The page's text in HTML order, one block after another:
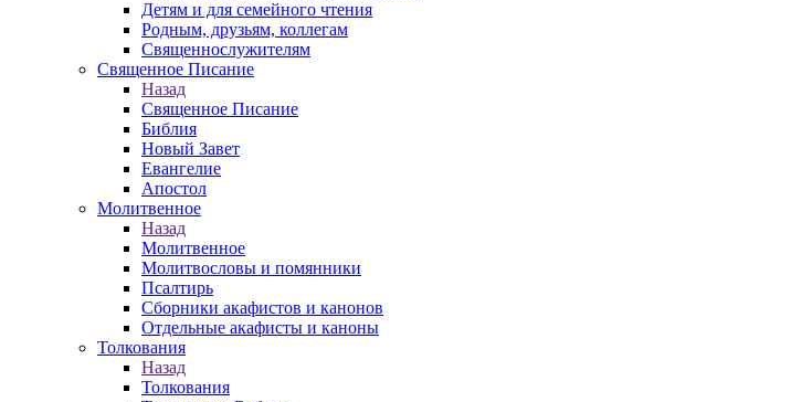
Детям и для семейного чтения
Родным, друзьям, коллегам
Священнослужителям
Священное Писание
Назад
Священное Писание
Библия
Новый Завет
Евангелие
Апостол
Молитвенное
Назад
Молитвенное
Молитвословы и помянники
Псалтирь
Сборники акафистов и канонов
Отдельные акафисты и каноны
Толкования
Назад
Толкования